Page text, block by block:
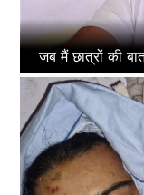
जब मैं छात्रों की